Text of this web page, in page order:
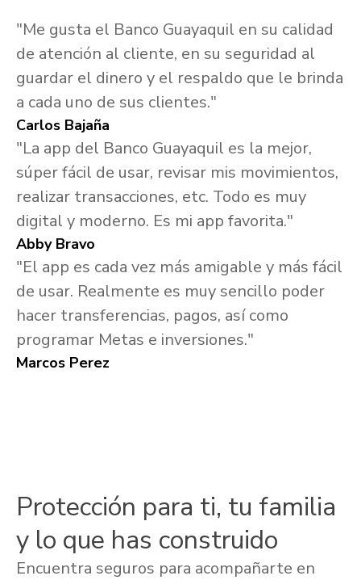
"Me gusta el Banco Guayaquil en su calidad
de atención al cliente, en su seguridad al
guardar el dinero y el respaldo que le brinda
a cada uno de sus clientes."
Carlos Bajaña
"La app del Banco Guayaquil es la mejor,
súper fácil de usar, revisar mis movimientos,
realizar transacciones, etc. Todo es muy
digital y moderno. Es mi app favorita."
Abby Bravo
"El app es cada vez más amigable y más fácil
de usar. Realmente es muy sencillo poder
hacer transferencias, pagos, así como
programar Metas e inversiones."
Marcos Perez
Protección para ti, tu familia
y lo que has construido
Encuentra seguros para acompañarte en